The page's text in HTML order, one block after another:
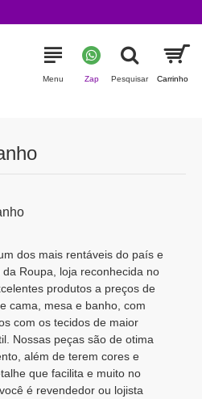
dos mais rentáveis do país e
Roupa, loja reconhecida no
produtos a preços de
cama, mesa e banho, com
com os tecidos de maior
Nossas peças são de otima
além de terem cores e
que facilita e muito no
é revendedor ou lojista